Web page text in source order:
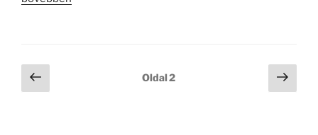
közötti
atlétika
Bejegyzések
lapozása
Előző
oldal
Oldal2
oldal